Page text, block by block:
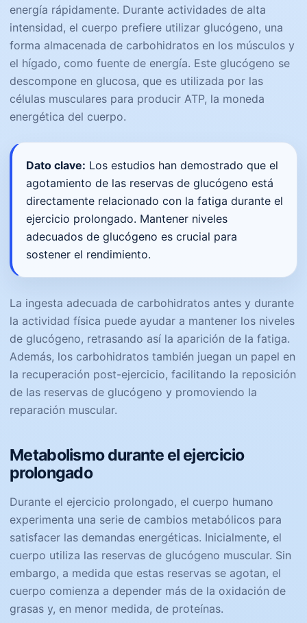
energía rápidamente. Durante actividades de alta
intensidad, el cuerpo prefiere utilizar glucógeno, una
forma almacenada de carbohidratos en los músculos y
el hígado, como fuente de energía. Este glucógeno se
descompone en glucosa, que es utilizada por las
células musculares para producir ATP, la moneda
energética del cuerpo.
Dato clave: Los estudios han demostrado que el
agotamiento de las reservas de glucógeno está
directamente relacionado con la fatiga durante el
ejercicio prolongado. Mantener niveles
adecuados de glucógeno es crucial para
sostener el rendimiento.
La ingesta adecuada de carbohidratos antes y durante
la actividad física puede ayudar a mantener los niveles
de glucógeno, retrasando así la aparición de la fatiga.
Además, los carbohidratos también juegan un papel en
la recuperación post-ejercicio, facilitando la reposición
de las reservas de glucógeno y promoviendo la
reparación muscular.
Metabolismo durante el ejercicio
prolongado
Durante el ejercicio prolongado, el cuerpo humano
experimenta una serie de cambios metabólicos para
satisfacer las demandas energéticas. Inicialmente, el
cuerpo utiliza las reservas de glucógeno muscular. Sin
embargo, a medida que estas reservas se agotan, el
cuerpo comienza a depender más de la oxidación de
grasas y, en menor medida, de proteínas.